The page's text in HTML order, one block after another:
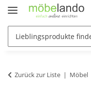
Zurück zur Liste Möbel